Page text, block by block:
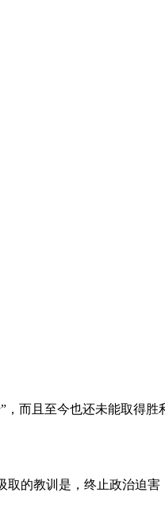
而且至今也还未能取得胜
的教训是，终止政治迫